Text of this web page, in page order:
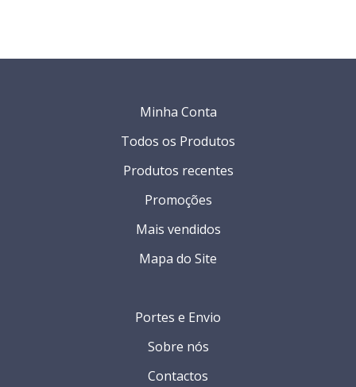
Portes e Envio
Sobre nós
Contactos
Minha Conta
Todos os Produtos
Produtos recentes
Promoções
Mais vendidos
Mapa do Site